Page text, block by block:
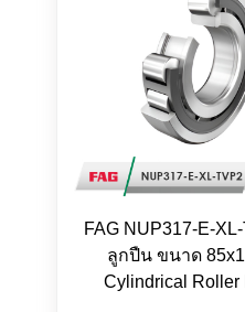
FAG NUP317-E-
ลูกปืน ขนาด
Cylindrical Roller